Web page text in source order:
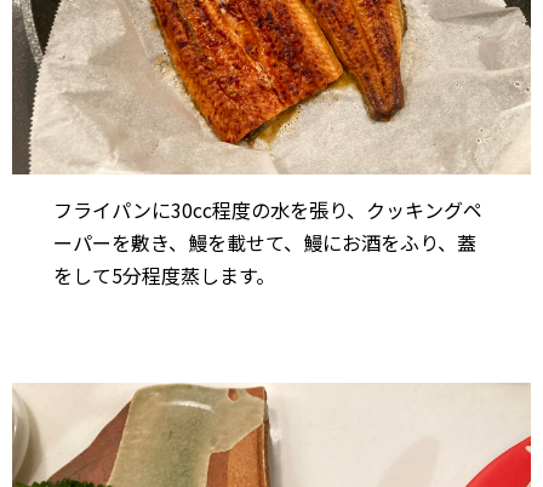
フライパンに30cc程度の水を張り、クッキングペ
ーパーを敷き、鰻を載せて、鰻にお酒をふり、蓋
をして5分程度蒸します。